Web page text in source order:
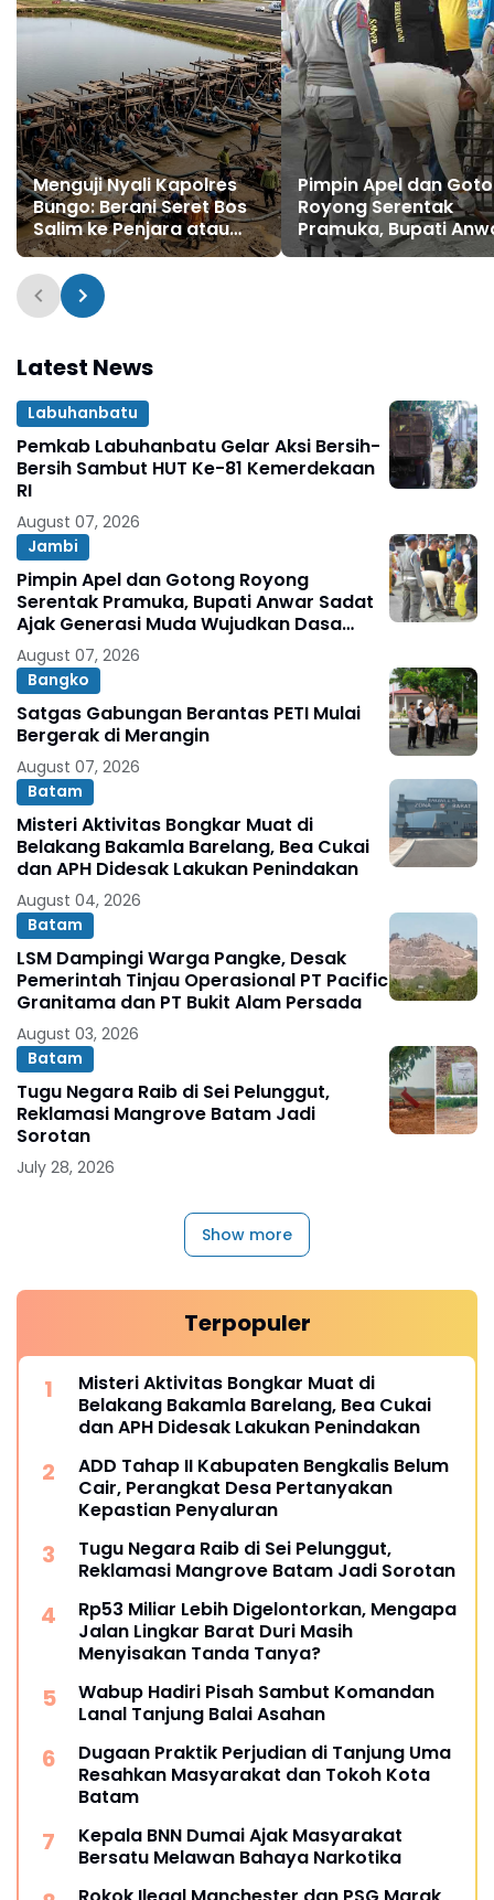
Menguji Nyali Kapolres
Bungo: Berani Seret Bos
Salim ke Penjara atau
Biarkan Hukum Takluk di
Tangan Penadah Emas
Ilegal?
Pimpin Apel dan
Royong Serentak
Pramuka, Bupati
Sadat Ajak Generasi
Latest News
Labuhanbatu
Pemkab Labuhanbatu Gelar Aksi Bersih-
Bersih Sambut HUT Ke-81 Kemerdekaan
RI
August 07, 2026
Jambi
Pimpin Apel dan Gotong Royong
Serentak Pramuka, Bupati Anwar Sadat
Ajak Generasi Muda Wujudkan Dasa
Darma Melalui Aksi Nyata Peduli
Lingkungan
August 07, 2026
Bangko
Satgas Gabungan Berantas PETI Mulai
Bergerak di Merangin
August 07, 2026
Batam
Misteri Aktivitas Bongkar Muat di
Belakang Bakamla Barelang, Bea Cukai
dan APH Didesak Lakukan Penindakan
August 04, 2026
Batam
LSM Dampingi Warga Pangke, Desak
Pemerintah Tinjau Operasional PT Pacific
Granitama dan PT Bukit Alam Persada
August 03, 2026
Batam
Tugu Negara Raib di Sei Pelunggut,
Reklamasi Mangrove Batam Jadi
Sorotan
July 28, 2026
Show more
Terpopuler
Misteri Aktivitas Bongkar Muat di
Belakang Bakamla Barelang, Bea Cukai
dan APH Didesak Lakukan Penindakan
ADD Tahap II Kabupaten Bengkalis Belum
Cair, Perangkat Desa Pertanyakan
Kepastian Penyaluran
Tugu Negara Raib di Sei Pelunggut,
Reklamasi Mangrove Batam Jadi Sorotan
Rp53 Miliar Lebih Digelontorkan, Mengapa
Jalan Lingkar Barat Duri Masih
Menyisakan Tanda Tanya?
Wabup Hadiri Pisah Sambut Komandan
Lanal Tanjung Balai Asahan
Dugaan Praktik Perjudian di Tanjung Uma
Resahkan Masyarakat dan Tokoh Kota
Batam
Kepala BNN Dumai Ajak Masyarakat
Bersatu Melawan Bahaya Narkotika